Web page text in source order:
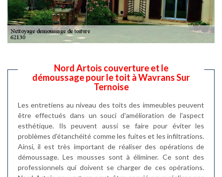
Nord Artois couverture et le
démoussage pour le toit à Wavrans Sur
Ternoise
Les entretiens au niveau des toits des immeubles peuvent
être effectués dans un souci d'amélioration de l'aspect
esthétique. Ils peuvent aussi se faire pour éviter les
problèmes d'étanchéité comme les fuites et les infiltrations.
Ainsi, il est très important de réaliser des opérations de
démoussage. Les mousses sont à éliminer. Ce sont des
professionnels qui doivent se charger de ces opérations.